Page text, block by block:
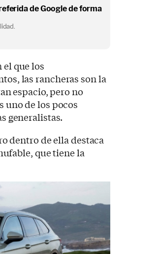
de Google de forma
que los
las rancheras son la
espacio, pero no
uno de los pocos
generalistas.
dentro de ella destaca
que tiene la